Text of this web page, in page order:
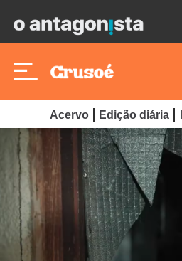
Acervo Edição diária